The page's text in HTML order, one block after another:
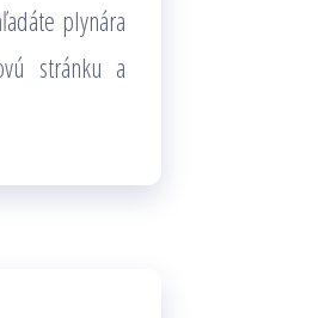
plynára
stránku a